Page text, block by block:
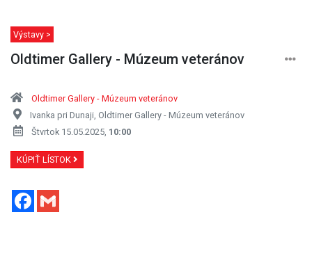
Výstavy >
Oldtimer Gallery - Múzeum veteránov
Oldtimer Gallery - Múzeum veteránov
Ivanka pri Dunaji, Oldtimer Gallery - Múzeum veteránov
Štvrtok 15.05.2025, 10:00
KÚPIŤ LÍSTOK
Facebook